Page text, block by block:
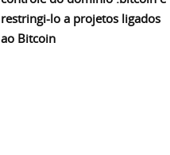
restringi-lo a projetos ligados
ao Bitcoin